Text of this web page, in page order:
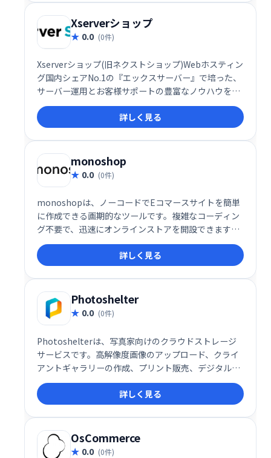
Xserverショップ
0.0 (0件)
Xserverショップ(旧ネクストショップ)Webホスティン
グ国内シェアNo.1の『エックスサーバー』で培った、
サーバー運用とお客様サポートの豊富なノウハウを活
かした高機能ネットショップ作成・運用サービスで
す。
詳しく見る
monoshop
0.0 (0件)
monoshopは、ノーコードでEコマースサイトを簡単
に作成できる画期的なツールです。複雑なコーディン
グ不要で、迅速にオンラインストアを開設できます。
直感的な操作で、あなたのビジネスをスムーズにスタ
ートさせましょう。
詳しく見る
Photoshelter
0.0 (0件)
Photoshelterは、写真家向けのクラウドストレージ
サービスです。高解像度画像のアップロード、クライ
アントギャラリーの作成、プリント販売、デジタルダ
ウンロードのライセンス発行などが可能です。Webサ
イトとeコマース機能を兼ね備え、クライアントとの
スムーズな画像共有や販売を促進します。 フル機能の
プラットフォームで、写真ビジネスの成長を支援しま
す。
詳しく見る
OsCommerce
0.0 (0件)